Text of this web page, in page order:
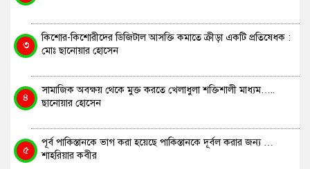
৩
কিশোর-কিশোরীদের ডিজিটাল আসক্তি কমাতে ক্রীড়া একটি প্রতিষেধক :
মোঃ ছানোয়ার হোসেন
৪
সামাজিক অবক্ষয় থেকে মুক্ত করতে খেলাধুলা শক্তিশালী মাধ্যম…..
ছানোয়ার হোসেন
৫
পূর্ব পাকিস্তানকে ভাগ করা হয়েছে পাকিস্তানকে দূর্বল করার জন্য …
শাহরিয়ার কবীর